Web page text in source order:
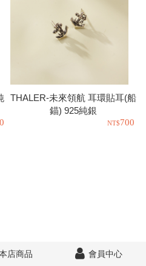
THALER-未來領航 耳環貼耳(船
錨) 925純銀
700
店商品 會員中心